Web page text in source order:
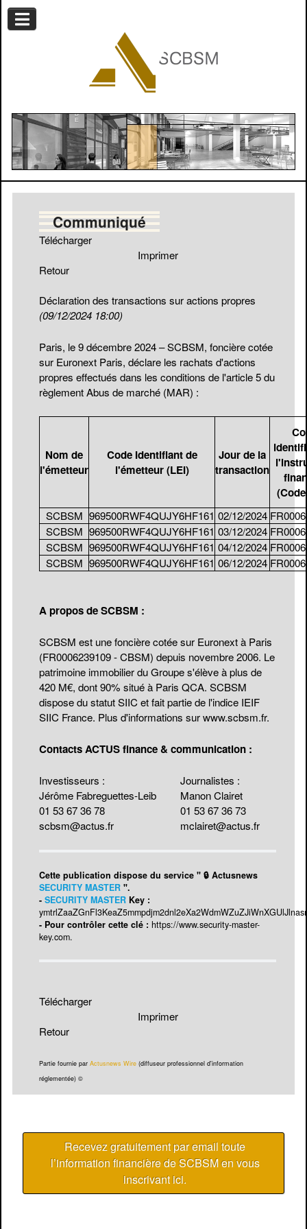
Communiqué
Télécharger
Imprimer
Retour
Déclaration des transactions sur actions propres
(09/12/2024 18:00)
Paris, le 9 décembre 2024 – SCBSM, foncière cotée
sur Euronext Paris, déclare les rachats d'actions
propres effectués dans les conditions de l'article 5 du
règlement Abus de marché (MAR) :
Nom de
l'émetteur
Code Identifiant de
l'émetteur (LEI)
Jour de la
transaction
SCBSM 969500RWF4QUJY6HF161 02/12/2024
SCBSM 969500RWF4QUJY6HF161 03/12/2024
SCBSM 969500RWF4QUJY6HF161 04/12/2024
SCBSM 969500RWF4QUJY6HF161 06/12/2024
A propos de SCBSM :
SCBSM est une foncière cotée sur Euronext à Paris
(FR0006239109 - CBSM) depuis novembre 2006. Le
patrimoine immobilier du Groupe s'élève à plus de
420 M€, dont 90% situé à Paris QCA. SCBSM
dispose du statut SIIC et fait partie de l'indice IEIF
SIIC France. Plus d'informations surwww.scbsm.fr.
Contacts ACTUS finance & communication :
Investisseurs :
Journalistes :
Jérôme Fabreguettes-Leib
Manon Clairet
01 53 67 36 78
01 53 67 36 73
scbsm@actus.fr
mclairet@actus.fr
Cette publication dispose du service " 🔒 Actusnews
SECURITY MASTER ".
- SECURITY MASTER Key :
- Pour contrôler cette clé : https://www.security-master-
key.com.
Télécharger
Imprimer
Retour
Partie fournie par Actusnews Wire (diffuseur professionnel d'information
réglementée) ©
Recevez gratuitement par email toute
l’information financière de SCBSM en vous
inscrivant ici.